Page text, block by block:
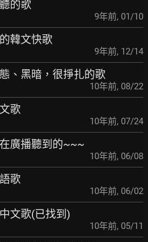
的歌
9年前, 01/10
韓文快歌
9年前, 12/14
、黑暗，很掙扎的歌
10年前, 08/22
歌
10年前, 07/24
廣播聽到的~~~
10年前, 06/08
歌
10年前, 06/02
文歌(已找到)
10年前, 05/11